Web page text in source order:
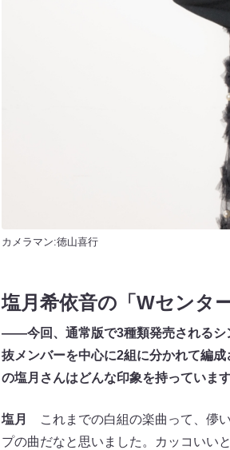
カメラマン:徳山喜行
塩月希依音の「Wセンタ
――今回、通常版で3種類発売されるシ
抜メンバーを中心に2組に分かれて編
の塩月さんはどんな印象を持っていま
塩月
これまでの白組の楽曲って、儚
プの曲だなと思いました。カッコいい